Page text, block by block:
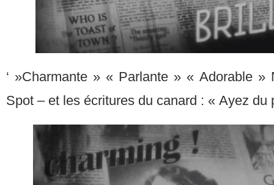
‘ »Charmante » « Parlante » « Adorable »
Spot – et les écritures du canard : « Ayez du